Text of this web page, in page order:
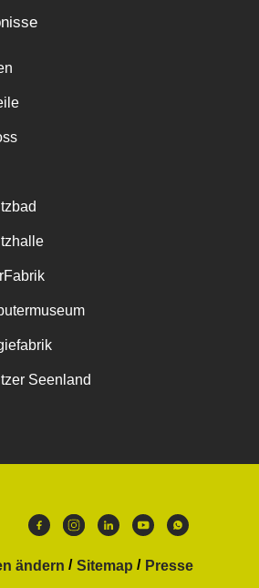
Seenland
ändern Sitemap
Presse